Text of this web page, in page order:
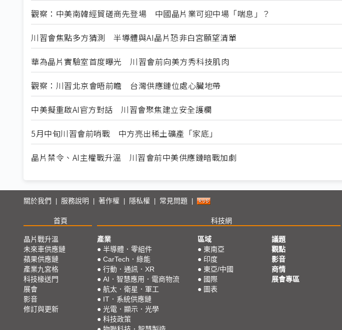
觀察：中美南韓經貿磋商先登場 中國晶片業可迎中場「喘息」？
川習會焦點多方猜測 半導體與AI晶片恐非白宮願望清單
華為晶片實驗室首度曝光 川習會前向美方秀科技肌肉
觀察：川習北京會晤前瞻 台灣供應鏈位處心臟地帶
中美擬重啟AI官方對話 川習會聚焦建立安全護欄
5月中旬川習會前哨戰 中方亮出稀土礦產「家底」
晶片禁令、AI主權戰升溫 川習會前中美供應鏈暗戰加劇
關於我們 服務說明 著作權 隱私權 常見問題
首頁 科技網
晶片戰升溫
未來車供應鏈
蘋果供應鏈
產業九宮格
科技椽送門
展會
影音
修訂與更新
產業
● 半導體．零組件
● CarTech．綠能
● 行動．通訊．XR
● AI．智慧應用．電商物流
● 航太．衛星．軍工
● IT．系統供應鏈
● 光電．顯示．光學
● 科技政策
區域
● 東南亞
● 印度
● 東亞/中國
● 國際
● 圖表
議題
觀點
影音
商情
展會專區